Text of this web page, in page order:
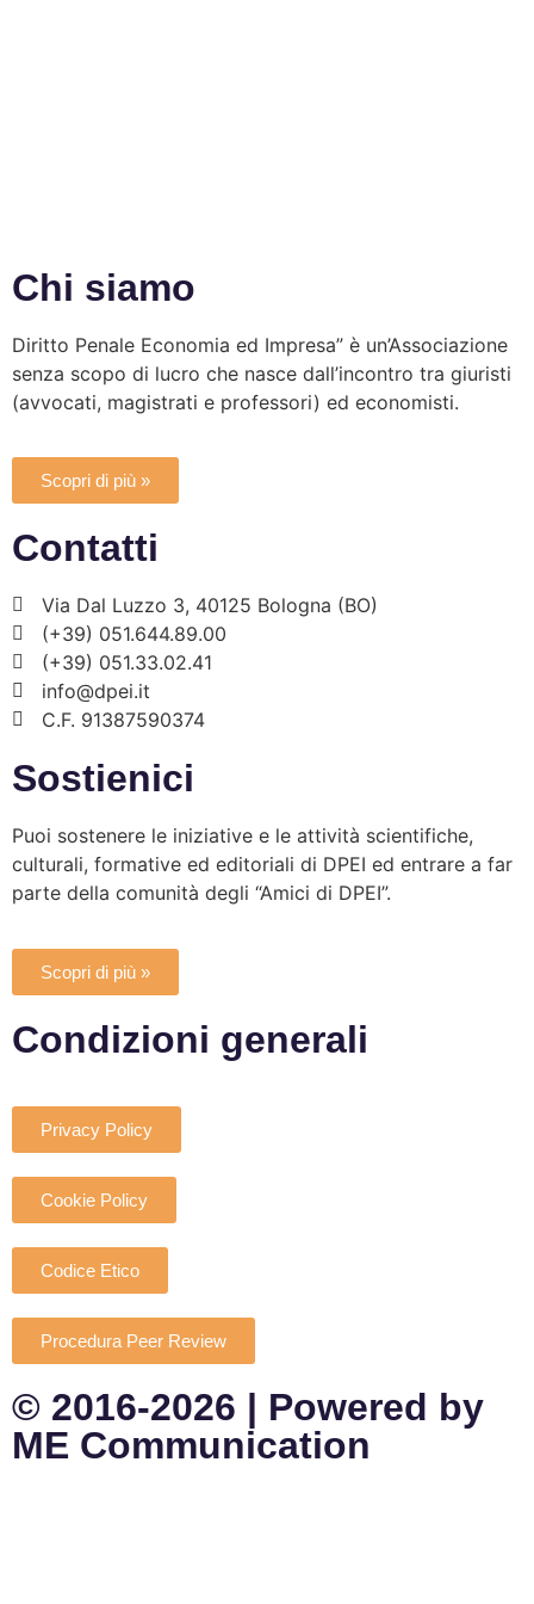
Chi siamo
Diritto Penale Economia ed Impresa” è un’Associazione
senza scopo di lucro che nasce dall’incontro tra giuristi
(avvocati, magistrati e professori) ed economisti.
Scopri di più »
Contatti
Via Dal Luzzo 3, 40125 Bologna (BO)
(+39) 051.644.89.00
(+39) 051.33.02.41
info@dpei.it
C.F. 91387590374
Sostienici
Puoi sostenere le iniziative e le attività scientifiche,
culturali, formative ed editoriali di DPEI ed entrare a far
parte della comunità degli “Amici di DPEI”.
Scopri di più »
Condizioni generali
Privacy Policy
Cookie Policy
Codice Etico
Procedura Peer Review
© 2016-2026 | Powered by
ME Communication